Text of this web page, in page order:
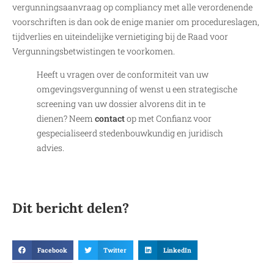
vergunningsaanvraag op compliancy met alle verordenende
voorschriften is dan ook de enige manier om procedureslagen,
tijdverlies en uiteindelijke vernietiging bij de Raad voor
Vergunningsbetwistingen te voorkomen.
Heeft u vragen over de conformiteit van uw
omgevingsvergunning of wenst u een strategische
screening van uw dossier alvorens dit in te
dienen? Neem contactop met Confianz voor
gespecialiseerd stedenbouwkundig en juridisch
advies.
Dit bericht delen?
Facebook Twitter LinkedIn